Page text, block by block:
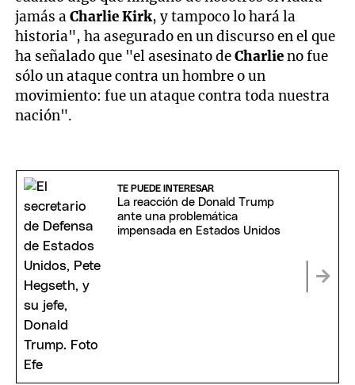
jamás aCharlie Kirk, y tampoco lo hará la
historia", ha asegurado en un discurso en el que
ha señalado que "el asesinato deCharlieno fue
sólo un ataque contra un hombre o un
movimiento: fue un ataque contra toda nuestra
nación".
TE PUEDE INTERESAR
La reacción de Donald Trump
ante una problemática
impensada en Estados Unidos